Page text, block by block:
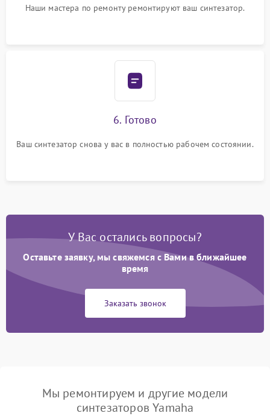
Наши мастера по ремонту ремонтируют ваш синтезатор.
6. Готово
Ваш синтезатор снова у вас в полностью рабочем состоянии.
У Вас остались вопросы?
Оставьте заявку, мы свяжемся с Вами в ближайшее
время
Заказать звонок
Мы ремонтируем и другие модели
синтезаторов Yamaha